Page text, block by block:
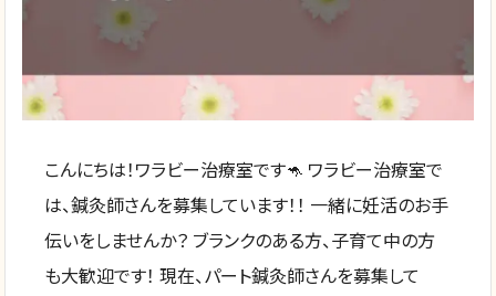
こんにちは！ワラビー治療室です🦘 ワラビー治療室で
は、鍼灸師さんを募集しています！！ 一緒に妊活のお手
伝いをしませんか？ ブランクのある方、子育て中の方
も大歓迎です！ 現在、パート鍼灸師さんを募集して